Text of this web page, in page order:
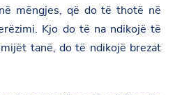
mëngjes, që do të thotë në
Kjo do të na ndikojë të
tanë, do të ndikojë brezat